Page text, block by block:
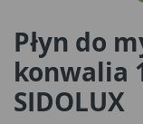
Płyn do
konwalia
SIDOLUX